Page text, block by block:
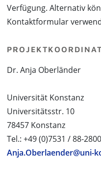
Verfügung. Alternativ
Kontaktformular
Dr. Anja Oberländer
Universität Konstanz
Universitätsstr. 10
78457 Konstanz
Tel.: +49 (0)7531 / 88-2800
Anja.Oberlaender@uni-